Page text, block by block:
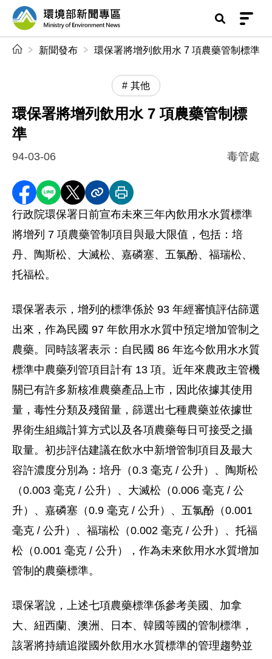
前往中央內容區塊
環境部新聞專區
新聞發布 環保署將增列飲用水 7 項農藥管制標準
其他
環保署將增列飲用水 7 項農藥管制標
準
94-03-06 毒管處
分享至 Facebook
分享到 LINE
分享到 X分享內容連結
列印本頁
行政院環保署日前宣布未來三年內飲用水水質標準
將增列 7 項農藥管制項目與最大限值，包括：培
丹、陶斯松、大滅松、嘉磷塞、五氯酚、福瑞松、
托福松。
環保署表示，增列的標準係於 93 年經審慎評估篩選
出來，作為民國 97 年飲用水水質中預定增加管制之
農藥。同時該署表示：自民國 86 年迄今飲用水水質
標準中農藥列管項目計有 13 項。近年來農政主管機
關已有許多新核准農藥產品上市，因此依據其使用
量，毒性分類及殘留量，篩選出七種農藥並依據世
界衛生組織計算方式以及各項農藥每日可接受之攝
取量。初步評估建議在飲水中新增管制項目及最大
容許濃度分別為：培丹（0.3 毫克 / 公升）、陶斯松
（0.003 毫克 / 公升）、大滅松（0.006 毫克 / 公
升）、嘉磷塞（0.9 毫克 / 公升）、五氯酚（0.001
毫克 / 公升）、福瑞松（0.002 毫克 / 公升）、托福
松（0.001 毫克 / 公升），作為未來飲用水水質增加
管制的農藥標準。
環保署說，上述七項農藥標準係參考美國、加拿
大、紐西蘭、澳洲、日本、韓國等國的管制標準，
該署將持續追蹤國外飲用水水質標準的管理趨勢並